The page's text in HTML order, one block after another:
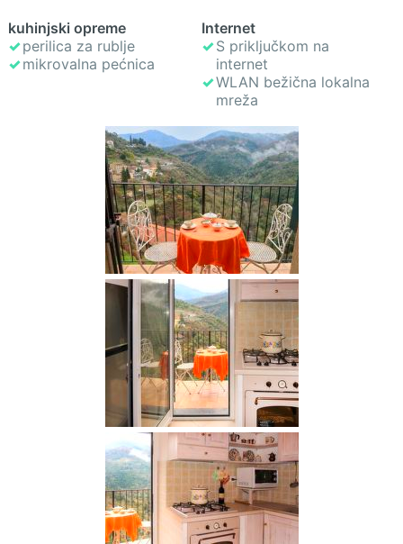
kuhinjski opreme
perilica za rublje
mikrovalna pećnica
Internet
S priključkom na
internet
WLAN bežična lokalna
mreža